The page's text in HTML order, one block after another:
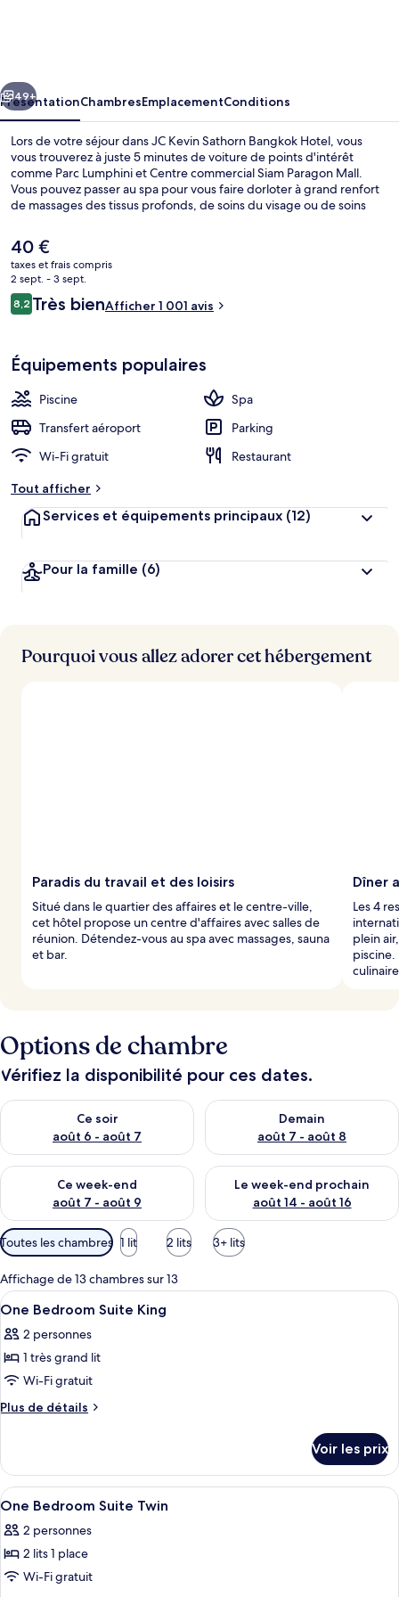
Hotel
Suivant
49+
PrésentationChambresEmplacementConditions
Lors de votre séjour dans JC Kevin Sathorn Bangkok Hotel, vous
vous trouverez à juste 5 minutes de voiture de points d'intérêt
comme Parc Lumphini et Centre commercial Siam Paragon Mall.
Vous pouvez passer au spa pour vous faire dorloter à grand renfort
de massages des tissus profonds, de soins du visage ou de soins
Sky Bar & Restaurant, un des 4 restaurants, sert des spécialités
Cuisine internationale et est ouvert pour le dîner. Parmi les autres
petits avantages de cet hébergement figurent 3 bars/lounges, une
piscine extérieure et un bar en bord de piscine. Les autres
voyageurs ne tarissent pas d'éloges en ce qui concerne la piscine
rafraîchissante et le personnel attentionné. L'hébergement se situe
Krungthep, à 11 min.
Le
prix
actuel
est
de
40 €
taxes et frais compris
2 sept. - 3 sept.
Avis
voyageurs
8,28,2 sur 10
Très bienAfficher 1 001 avis
Équipements populaires
Piscine
Spa
Transfert aéroport
Parking
Wi-Fi gratuit
Restaurant
Tout afficher
Services et équipements principaux (12)
Pour la famille (6)
Pourquoi vous allez adorer cet hébergement
Paradis du travail et des loisirs
Situé dans le quartier des affaires et le centre-ville,
cet hôtel propose un centre d'affaires avec salles de
réunion. Détendez-vous au spa avec massages, sauna
et bar.
Dîner
Les 4
plein
Options de chambre
Vérifiez la disponibilité pour ces dates.
Ce soir
août 6 - août 7
Vérifier la disponibilité pour ce soir août 6 - août 7
Demain
août 7 - août 8
Vérifier la disponibilité pour
Ce week-end
août 7 - août 9
Vérifier la disponibilité pour ce week-end août 7 - août 9
Le week-end prochain
août 14 - août 16
Vérifier la disponibilité pour
Filtres
disponibles
pour
les
chambres
Toutes les chambres 1 lit 2 lits 3+ lits
Affichage de 13 chambres sur 13
Afficher
toutes
les
photos
pour
ce
chambre :
One
Bedroom
Suite
King
Literie de qualité supérieure, couette
5
One Bedroom Suite King
2 personnes
1 très grand lit
Wi-Fi gratuit
Plus de détails
Plus
le
type
de
One
Bedroom
King
Voir les prix
Afficher
toutes
les
photos
pour
Literie de qualité supérieure, couette
6
One Bedroom Suite Twin
2 personnes
2 lits 1 place
Wi-Fi gratuit